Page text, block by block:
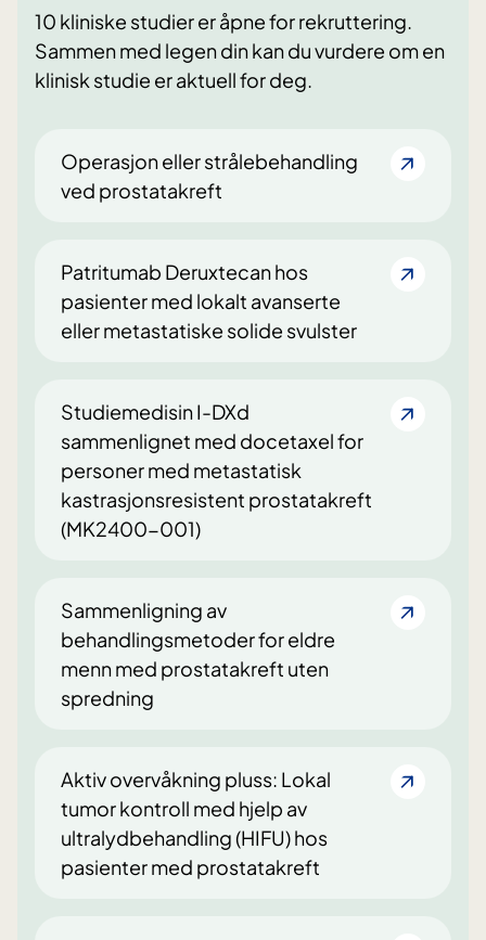
10 kliniske studier er åpne for rekruttering.
Sammen med legen din kan du vurdere om en
klinisk studie er aktuell for deg.
Operasjon eller strålebehandling
ved prostatakreft
Patritumab Deruxtecan hos
pasienter med lokalt avanserte
eller metastatiske solide svulster
Studiemedisin I-DXd
sammenlignet med docetaxel for
personer med metastatisk
kastrasjonsresistent prostatakreft
(MK2400-001)
Sammenligning av
behandlingsmetoder for eldre
menn med prostatakreft uten
spredning
Aktiv overvåkning pluss: Lokal
tumor kontroll med hjelp av
ultralydbehandling (HIFU) hos
pasienter med prostatakreft